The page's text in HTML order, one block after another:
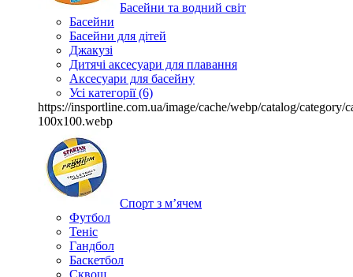
Басейни та водний світ
Басейни
Басейни для дітей
Джакузі
Дитячі аксесуари для плавання
Аксесуари для басейну
Усі категорії (6)
https://insportline.com.ua/image/cache/webp/catalog/category/
100x100.webp
Спорт з м’ячем
Футбол
Теніс
Гандбол
Баскетбол
Сквош